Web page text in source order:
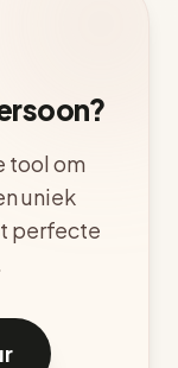
tool om
uniek
perfecte